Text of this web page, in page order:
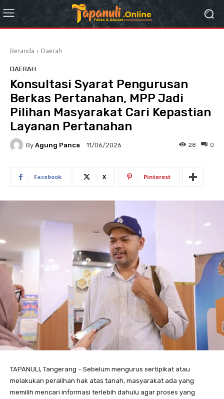
Beranda Daerah
DAERAH
Konsultasi Syarat Pengurusan
Berkas Pertanahan, MPP Jadi
Pilihan Masyarakat Cari Kepastian
Layanan Pertanahan
By Agung Panca 11/06/2026 0
28
Facebook X Pinterest
TAPANULI, Tangerang – Sebelum mengurus sertipikat atau
melakukan peralihan hak atas tanah, masyarakat ada yang
memilih mencari informasi terlebih dahulu agar proses yang